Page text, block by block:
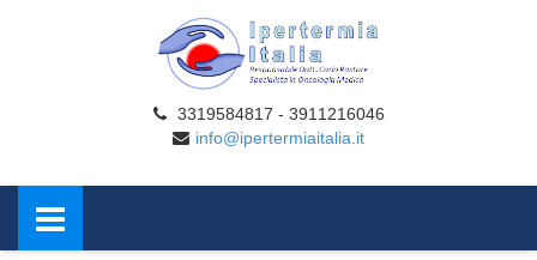
3319584817 - 3911216046
info@ipertermiaitalia.it